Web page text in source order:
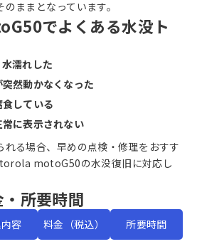
ままとなっています。
でよくある水没ト
濡れした
然動かなくなった
している
に表示されない
る場合、早めの点検・修理をおすす
motoG50の水没復旧に対応し
所要時間
容 料金（税込） 所要時間